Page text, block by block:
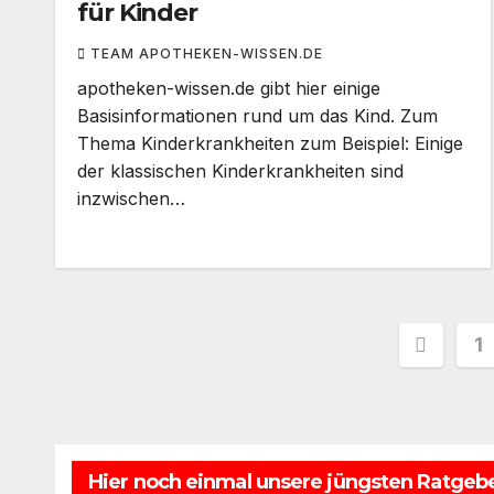
für Kinder
TEAM APOTHEKEN-WISSEN.DE
apotheken-wissen.de gibt hier einige
Basisinformationen rund um das Kind. Zum
Thema Kinderkrankheiten zum Beispiel: Einige
der klassischen Kinderkrankheiten sind
inzwischen…
1
Hier noch einmal unsere jüngsten